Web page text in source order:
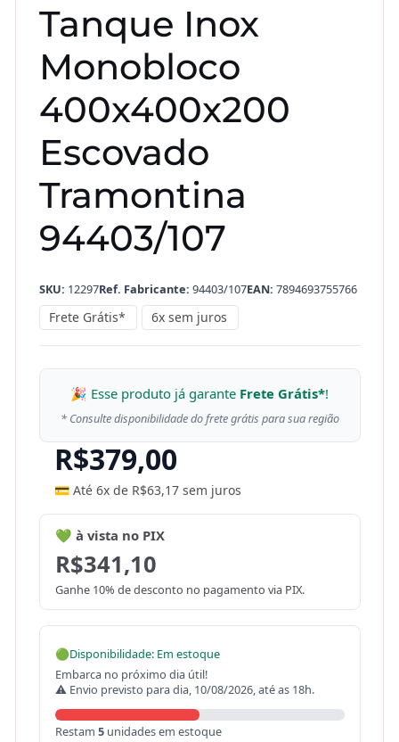
Tanque Inox
Monobloco
400x400x200
Escovado
Tramontina
94403/107
SKU: 12297Ref. Fabricante: 94403/107EAN: 7894693755766
Frete Grátis* 6x sem juros
🎉 Esse produto já garante Frete Grátis*!
* Consulte disponibilidade do frete grátis para sua região
R$379,00
💳 Até 6x de R$63,17sem juros
💚 à vista no PIX
R$341,10
Ganhe 10% de desconto no pagamento via PIX.
🟢Disponibilidade: Em estoque
Embarca no próximo dia útil!
⚠ Envio previsto para dia, 10/08/2026, até as 18h.
Restam 5unidades em estoque